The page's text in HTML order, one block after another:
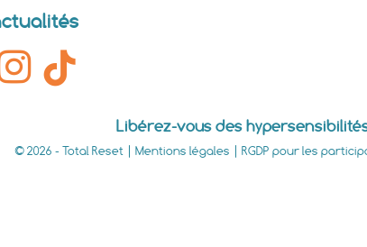
Libérez-vous des
© 2026 - Total Reset | Mentions légales RGDP pour les